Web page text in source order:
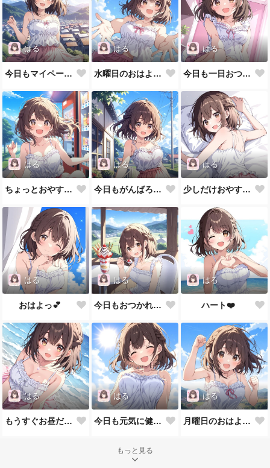
はる
今日もマイペース❣️
はる
水曜日のおはよ〜💕
はる
今日も一日おつかれさまっ💕
はる
ちょっとおやすみしよっ💕
はる
今日もがんばろ～💕
はる
少しだけおやすみしよっ💕
はる
おはよっ💕
はる
今日もおつかれさま～💕
はる
ハート❤️
はる
もうすぐお昼だねっ💕
はる
今日も元気に健康に(✿╹◡╹)ﾉ
はる
月曜日のおはよ～❣️
もっと見る